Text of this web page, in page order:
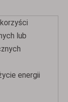
lub
energii